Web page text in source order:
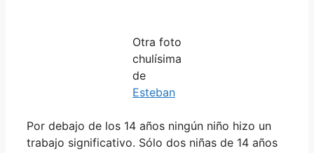
Otra foto
chulísima
de
Esteban
Por debajo de los 14 años ningún niño hizo un
trabajo significativo. Sólo dos niñas de 14 años